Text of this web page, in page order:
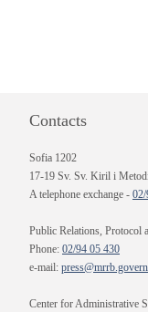
Contacts
Sofia 1202
17-19 Sv. Sv. Kiril i
A telephone exchange -
Public Relations, Protocol
Phone: 02/94 05 430
e-mail:
Center for Administrative